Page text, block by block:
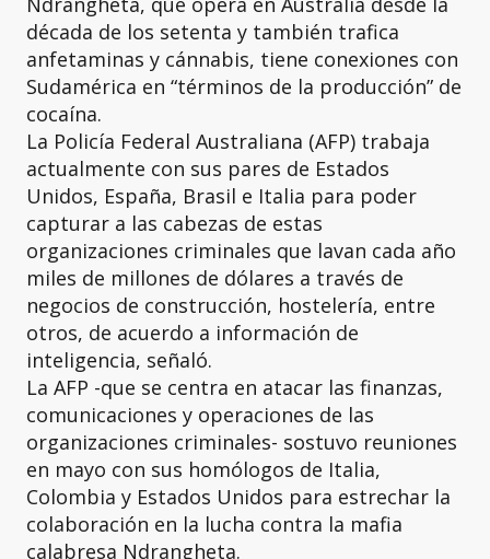
década de los setenta y también trafica
anfetaminas y cánnabis, tiene conexiones con
Sudamérica en “términos de la producción” de
cocaína.
La Policía Federal Australiana (AFP) trabaja
actualmente con sus pares de Estados
Unidos, España, Brasil e Italia para poder
capturar a las cabezas de estas
organizaciones criminales que lavan cada año
miles de millones de dólares a través de
negocios de construcción, hostelería, entre
otros, de acuerdo a información de
inteligencia, señaló.
La AFP -que se centra en atacar las finanzas,
comunicaciones y operaciones de las
organizaciones criminales- sostuvo reuniones
en mayo con sus homólogos de Italia,
Colombia y Estados Unidos para estrechar la
colaboración en la lucha contra la mafia
calabresa Ndrangheta.